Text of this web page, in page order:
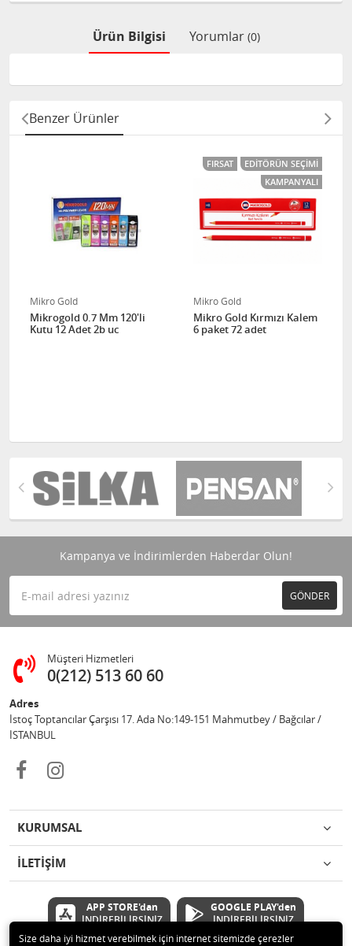
Ürün Bilgisi Yorumlar (0)
Benzer Ürünler
Mikro Gold
Mikrogold 0.7 Mm 120'li
Kutu 12 Adet 2b uc
FIRSAT
EDITÖRÜN SEÇIMI
KAMPANYALI
Mikro Gold
Mikro Gold Kırmızı Kalem
6 paket 72 adet
Kampanya ve İndirimlerden Haberdar Olun!
GÖNDER
Müşteri Hizmetleri
0(212) 513 60 60
Adres
İstoç Toptancılar Çarşısı 17. Ada No:149-151 Mahmutbey / Bağcılar /
İSTANBUL
KURUMSAL
İLETİŞİM
APP STORE'dan
İNDİREBİLİRSİNİZ
GOOGLE PLAY'den
İNDİREBİLİRSİNİZ
Size daha iyi hizmet verebilmek için internet sitemizde çerezler